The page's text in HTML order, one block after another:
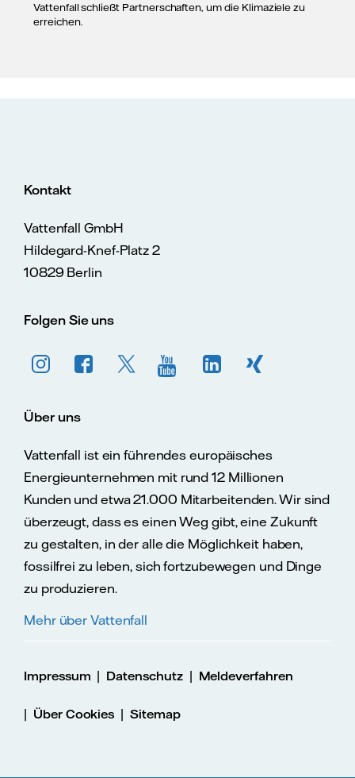
Vattenfall schließt Partnerschaften, um die Klimaziele zu
erreichen.
Kontakt
Vattenfall GmbH
Hildegard-Knef-Platz 2
10829 Berlin
Folgen Sie uns
Über uns
Vattenfall ist ein führendes europäisches
Energieunternehmen mit rund 12 Millionen
Kunden und etwa 21.000 Mitarbeitenden. Wir sind
überzeugt, dass es einen Weg gibt, eine Zukunft
zu gestalten, in der alle die Möglichkeit haben,
fossilfrei zu leben, sich fortzubewegen und Dinge
zu produzieren.
Mehr über Vattenfall
Impressum | Datenschutz| Meldeverfahren
| Über Cookies |Sitemap